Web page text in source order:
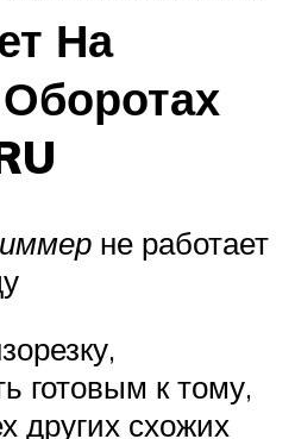
На
не работает
готовым к тому,
других схожих